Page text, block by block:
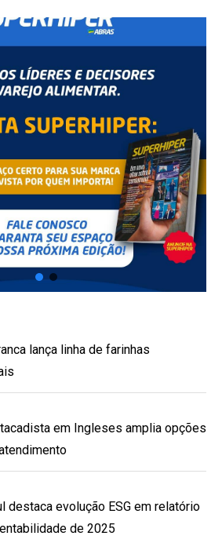
lança linha de farinhas
em Ingleses amplia opções
destaca evolução ESG em relatório
de 2025